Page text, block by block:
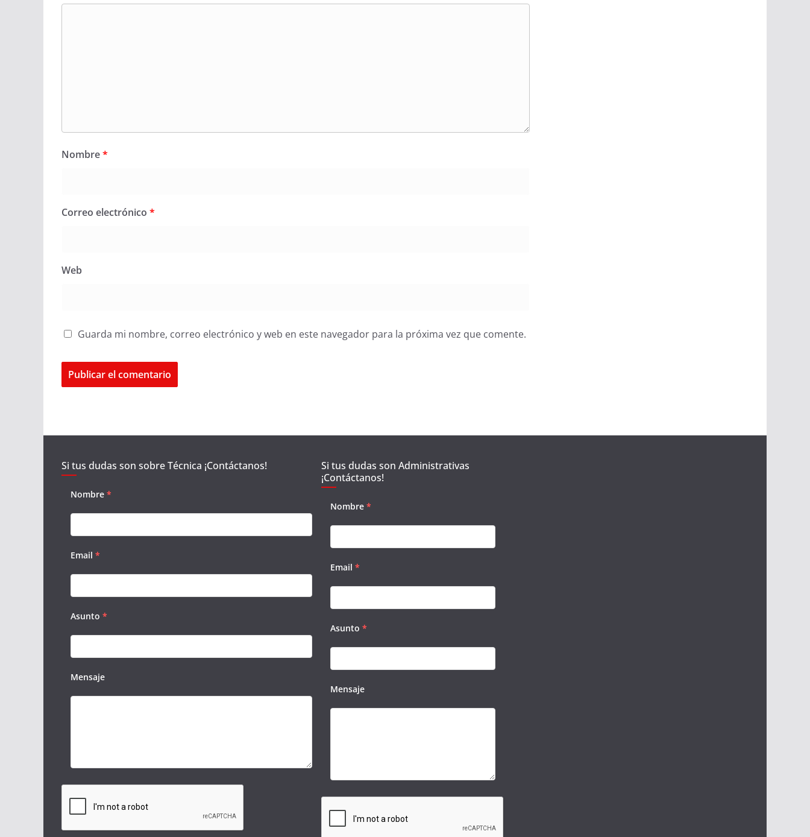
Nombre*
Correo electrónico *
Web
Guarda mi nombre, correo electrónico y web en este navegador para la próxima vez que comente.
Si tus dudas son sobre Técnica ¡Contáctanos!
Nombre *
Email *
Asunto *
Mensaje
Si tus dudas son Administrativas
¡Contáctanos!
Nombre *
Email *
Asunto *
Mensaje